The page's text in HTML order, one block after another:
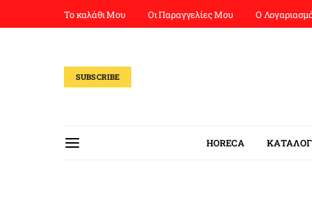
Το καλάθι Μου Οι Παραγγελίες Μου Ο
SUBSCRIBE
HORECA